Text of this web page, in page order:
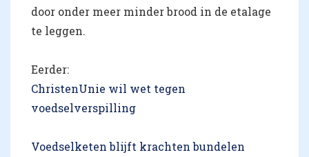
door onder meer minder brood in de etalage
te leggen.
Eerder:
ChristenUnie wil wet tegen
voedselverspilling
Voedselketen blijft krachten bundelen